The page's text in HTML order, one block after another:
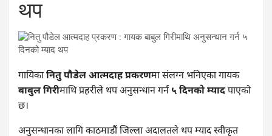
थप
गायिकानितु पौडेल आत्मदाह प्रकरणमा संलग्न भनिएका गायक
बाबुल गिरीमाथि प्रहरीले थप अनुसन्धान गर्न५ दिनको म्यादपाएको
छ।
अनुसन्धानका लागि काठमाडौं जिल्ला अदालतले थप म्याद स्वीकृत